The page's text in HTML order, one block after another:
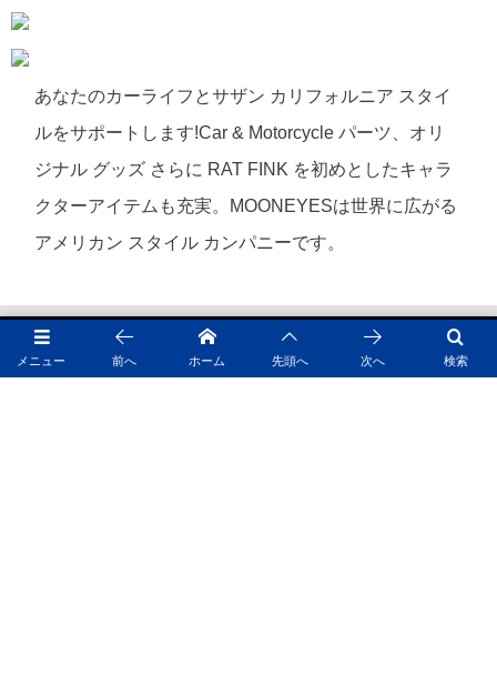
あなたのカーライフとサザン カリフォルニア スタイ
ルをサポートします!Car & Motorcycle パーツ、オリ
ジナル グッズ さらに RAT FINK を初めとしたキャラ
クターアイテムも充実。MOONEYESは世界に広がる
アメリカン スタイル カンパニーです。
メニュー 検索
前へ ホーム 先頭へ 次へ